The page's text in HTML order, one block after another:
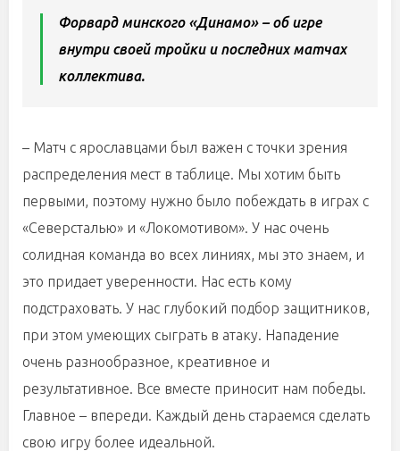
Форвард минского «Динамо» – об игре
внутри своей тройки и последних матчах
коллектива.
– Матч с ярославцами был важен с точки зрения
распределения мест в таблице. Мы хотим быть
первыми, поэтому нужно было побеждать в играх с
«Северсталью» и «Локомотивом». У нас очень
солидная команда во всех линиях, мы это знаем, и
это придает уверенности. Нас есть кому
подстраховать. У нас глубокий подбор защитников,
при этом умеющих сыграть в атаку. Нападение
очень разнообразное, креативное и
результативное. Все вместе приносит нам победы.
Главное – впереди. Каждый день стараемся сделать
свою игру более идеальной.